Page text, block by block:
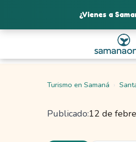
Turismo en Samaná
Publicado:12 de
¿Vienes a